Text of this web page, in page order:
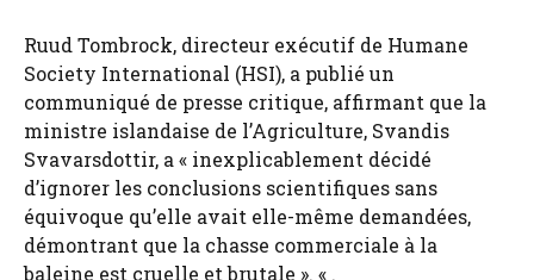
Ruud Tombrock, directeur exécutif de Humane
Society International (HSI), a publié un
communiqué de presse critique, affirmant que la
ministre islandaise de l’Agriculture, Svandis
Svavarsdottir, a « inexplicablement décidé
d’ignorer les conclusions scientifiques sans
équivoque qu’elle avait elle-même demandées,
démontrant que la chasse commerciale à la
baleine est cruelle et brutale ». « .